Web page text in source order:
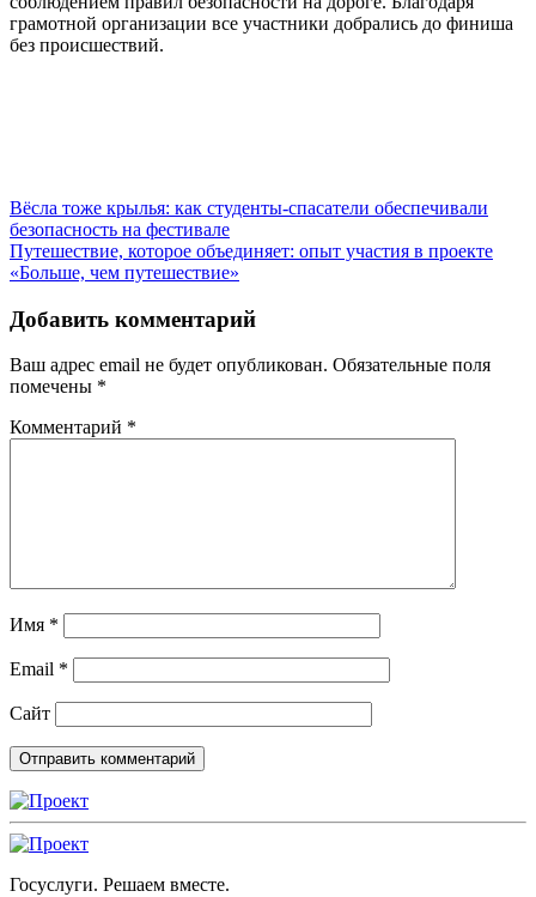
грамотной организации все участники добрались до финиша
без происшествий.
Навигация
по
записям
Вёсла тоже крылья: как студенты-спасатели обеспечивали
безопасность на фестивале
Путешествие, которое объединяет: опыт участия в проекте
«Больше, чем путешествие»
Добавить комментарий
Ваш адрес email не будет опубликован. Обязательные поля
помечены *
Комментарий *
Имя *
Email *
Сайт
Госуслуги. Решаем вместе.